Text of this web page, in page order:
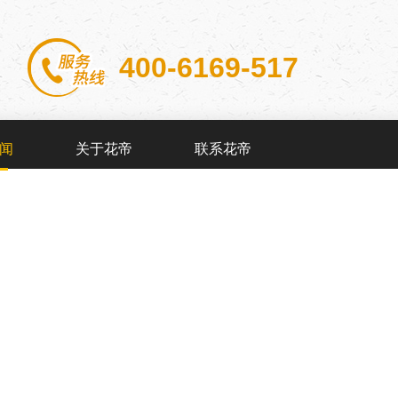
400-6169-517
关于花帝 联系花帝